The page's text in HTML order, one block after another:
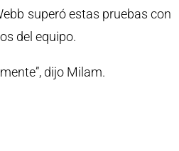
superó estas pruebas con
del equipo.
dijo Milam.